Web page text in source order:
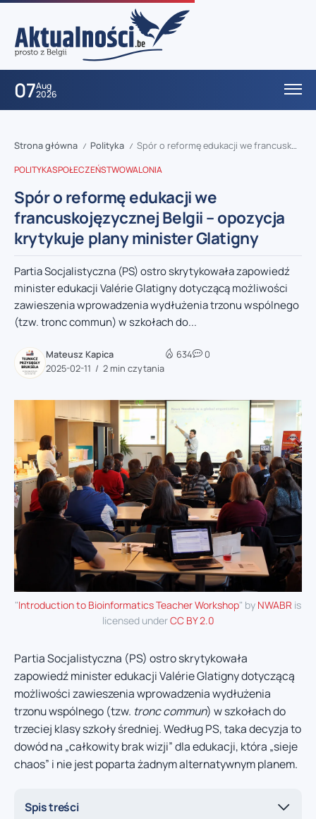
07Aug
2026
Strona główna / Polityka / Spór o reformę edukacji we francuskojęzycznej Belgii – opozycja krytykuje plany minister Glatigny
POLITYKASPOŁECZEŃSTWOWALONIA
Spór o reformę edukacji we
francuskojęzycznej Belgii – opozycja
krytykuje plany minister Glatigny
Partia Socjalistyczna (PS) ostro skrytykowała zapowiedź
minister edukacji Valérie Glatigny dotyczącą możliwości
zawieszenia wprowadzenia wydłużenia trzonu wspólnego
(tzw. tronc commun) w szkołach do...
Mateusz Kapica
2025-02-11
2 min czytania
634 0
"Introduction to Bioinformatics Teacher Workshop" by NWABR is
licensed underCC BY 2.0
Partia Socjalistyczna (PS) ostro skrytykowała
zapowiedź minister edukacji Valérie Glatigny dotyczącą
możliwości zawieszenia wprowadzenia wydłużenia
trzonu wspólnego (tzw. tronc commun) w szkołach do
trzeciej klasy szkoły średniej. Według PS, taka decyzja to
dowód na „całkowity brak wizji” dla edukacji, która „sieje
chaos” i nie jest poparta żadnym alternatywnym planem.
Spis treści